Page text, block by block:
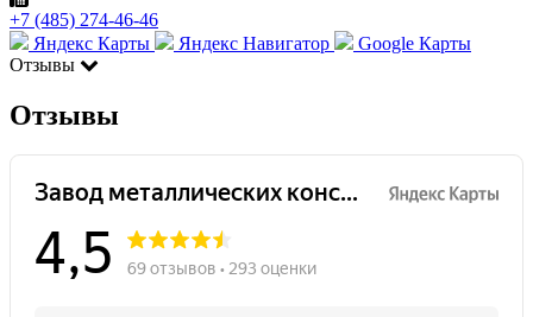
+7 (485) 274-46-46
Яндекс Карты
Яндекс Навигатор
Google Карты
Отзывы
Отзывы